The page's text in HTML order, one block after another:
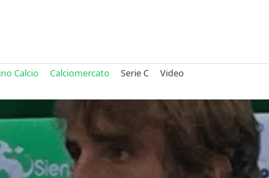
Calcio Calciomercato Serie C
Video